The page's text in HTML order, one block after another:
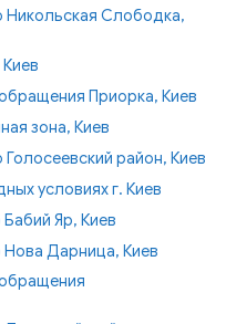
Никольская Слободка,
Приорка, Киев
зона, Киев
район, Киев
условиях г. Киев
Яр, Киев
Нова Дарница, Киев